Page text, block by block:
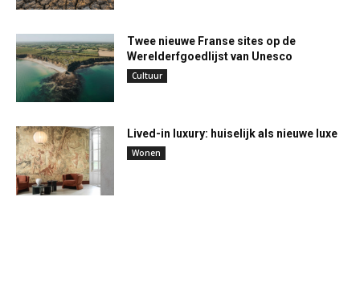
Twee nieuwe Franse sites op de
Werelderfgoedlijst van Unesco
Cultuur
Lived-in luxury: huiselijk als nieuwe luxe
Wonen